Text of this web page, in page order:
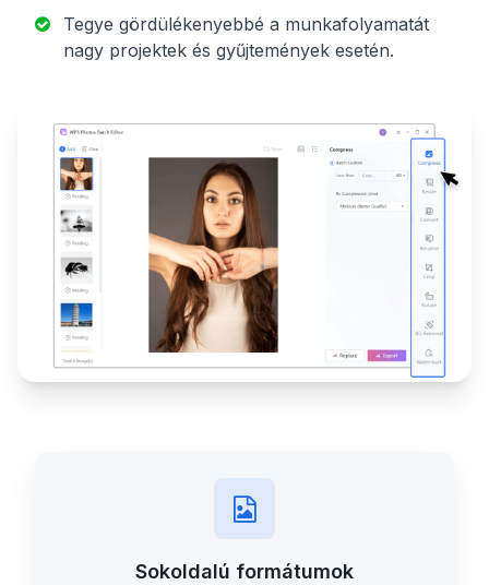
Tegye gördülékenyebbé a munkafolyamatát
nagy projektek és gyűjtemények esetén.
Sokoldalú formátumok